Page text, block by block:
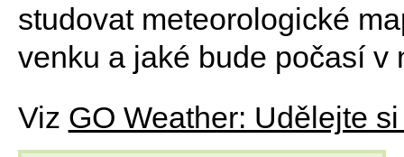
studovat meteorologické
venku a jaké bude počasí v
Viz GO Weather: Udělejte